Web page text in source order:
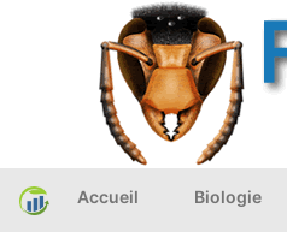
Accueil Biologie